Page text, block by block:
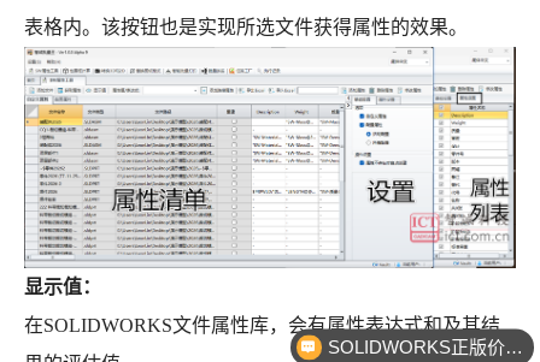
表格内。该按钮也是实现所选文件获得属性的效果。
显示值：
在SOLIDWORKS文件属性库，会有属性表达式和及其结
企业服务咨询